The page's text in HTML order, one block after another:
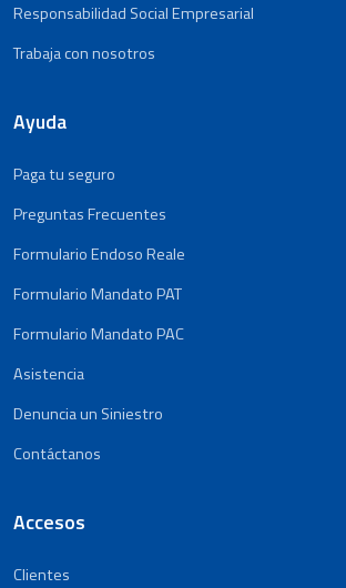
Responsabilidad Social Empresarial
Trabaja con nosotros
Ayuda
Paga tu seguro
Preguntas Frecuentes
Formulario Endoso Reale
Formulario Mandato PAT
Formulario Mandato PAC
Asistencia
Denuncia un Siniestro
Contáctanos
Accesos
Clientes